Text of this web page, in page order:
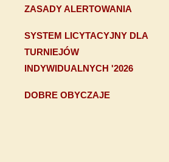
ZASADY ALERTOWANIA
SYSTEM LICYTACYJNY DLA
TURNIEJÓW
INDYWIDUALNYCH '2026
DOBRE OBYCZAJE